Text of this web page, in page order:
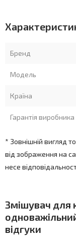
Бренд
Модель
Країна
Гарантія виробника
* Зовнішній вигляд
від зображення на
несе
Змішувач для
відгуки